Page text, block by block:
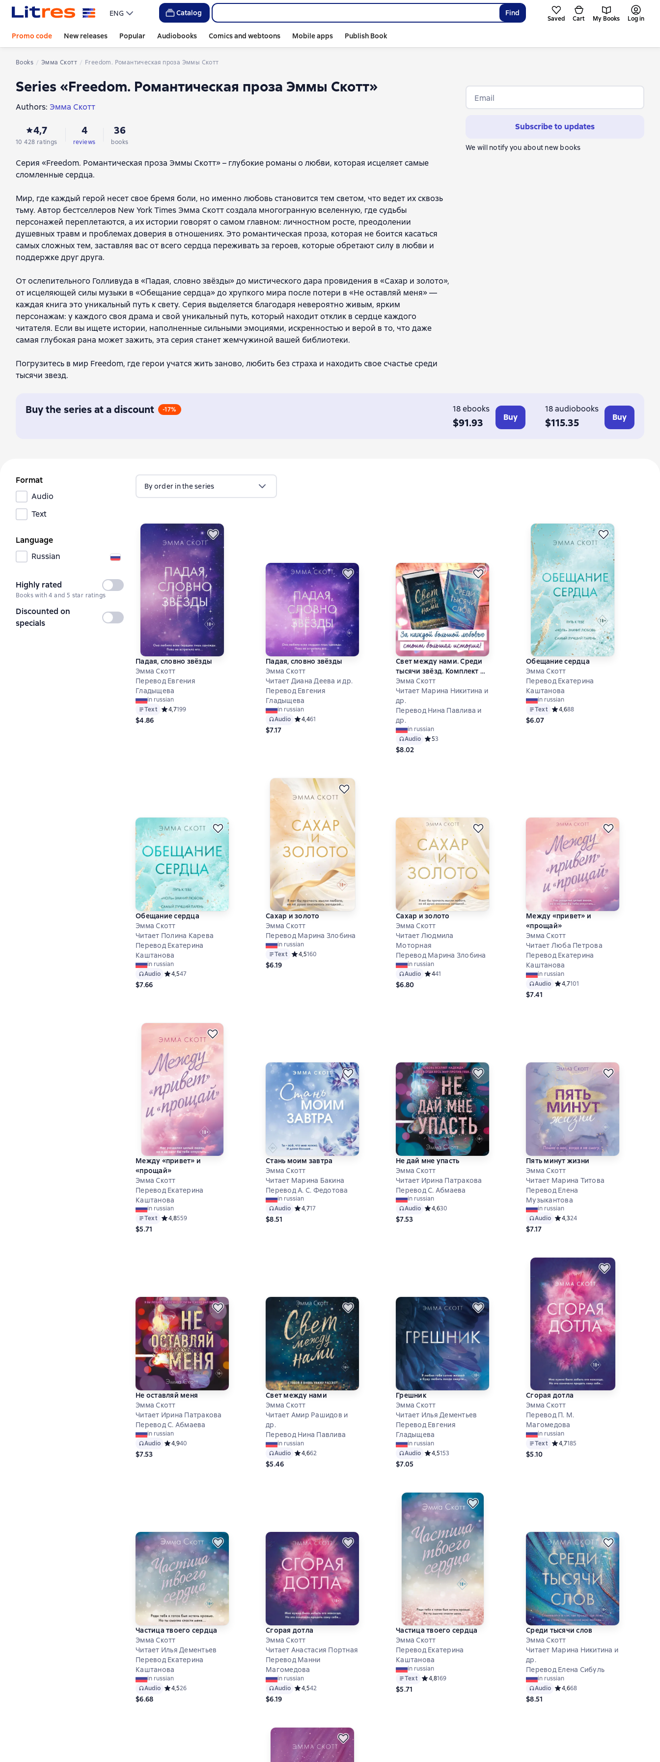
ENG Catalog Find
Saved Cart My Books Log in
Promo code New releases Popular Audiobooks Comics and webtoons Mobile apps Publish Book
Books Эмма Скотт Freedom. Романтическая проза Эммы Скотт
Series «Freedom. Романтическая проза Эммы Скотт»
Authors: Эмма Скотт
4,7
10 428 ratings
4
reviews
36
books
Серия «Freedom. Романтическая проза Эммы Скотт» – глубокие романы о любви, которая исцеляет самые
сломленные сердца.
Мир, где каждый герой несет свое бремя боли, но именно любовь становится тем светом, что ведет их сквозь
тьму. Автор бестселлеров New York Times Эмма Скотт создала многогранную вселенную, где судьбы
персонажей переплетаются, а их истории говорят о самом главном: личностном росте, преодолении
душевных травм и проблемах доверия в отношениях. Это романтическая проза, которая не боится касаться
самых сложных тем, заставляя вас от всего сердца переживать за героев, которые обретают силу в любви и
поддержке друг друга.
От ослепительного Голливуда в «Падая, словно звёзды» до мистического дара провидения в «Сахар и золото»,
от исцеляющей силы музыки в «Обещание сердца» до хрупкого мира после потери в «Не оставляй меня» —
каждая книга это уникальный путь к свету. Серия выделяется благодаря невероятно живым, ярким
персонажам: у каждого своя драма и свой уникальный путь, который находит отклик в сердце каждого
читателя. Если вы ищете истории, наполненные сильными эмоциями, искренностью и верой в то, что даже
самая глубокая рана может зажить, эта серия станет жемчужиной вашей библиотеки.
Погрузитесь в мир Freedom, где герои учатся жить заново, любить без страха и находить свое счастье среди
тысячи звезд.
Email
Subscribe to updates
We will notify you about new books
Buy the series at a discount -17% 18 ebooks
$91.93 Buy
18 audiobooks
$115.35 Buy
Format
Audio
Text
Language
Russian
Highly rated
Not
selected
Books with 4 and 5 star ratings
Discounted on
specials
Not
By order in the series
Падая, словно звёзды
Эмма Скотт
Перевод Евгения
Гладыщева
in russian
Text Средний рейтинг 4,7 на основе 199 оценок
4,7199
$4.86
Падая, словно звёзды
Эмма Скотт
Читает Диана Деева и др.
Перевод Евгения
Гладыщева
in russian
Audio Средний рейтинг 4,4 на основе 61 оценок
4,461
$7.17
Свет между нами. Среди
тысячи звёзд. Комплект из
2 книг
Эмма Скотт
Читает Марина Никитина и
др.
Перевод Нина Павлива и
др.
in russian
Audio Средний рейтинг 5 на основе 3 оценок
53
$8.02
Обещание сердца
Эмма Скотт
Перевод Екатерина
Каштанова
in russian
Text Средний рейтинг 4,6 на основе 88
4,688
$6.07
Обещание сердца
Эмма Скотт
Читает Полина Карева
Перевод Екатерина
Каштанова
in russian
Audio Средний рейтинг 4,5 на основе 47 оценок
4,547
$7.66
Сахар и золото
Эмма Скотт
Перевод Марина Злобина
in russian
Text Средний рейтинг 4,5 на основе 160 оценок
4,5160
$6.19
Сахар и золото
Эмма Скотт
Читает Людмила
Моторная
Перевод Марина Злобина
in russian
Audio Средний рейтинг 4 на основе 41 оценок
441
$6.80
Между «привет» и
«прощай»
Эмма Скотт
Читает Люба Петрова
Перевод Екатерина
Каштанова
in russian
Audio Средний рейтинг 4,7 на основе 101
4,7101
$7.41
Между «привет» и
«прощай»
Эмма Скотт
Перевод Екатерина
Каштанова
in russian
Text Средний рейтинг 4,8 на основе 559 оценок
4,8559
$5.71
Стань моим завтра
Эмма Скотт
Читает Марина Бакина
Перевод А. С. Федотова
in russian
Audio Средний рейтинг 4,7 на основе 17 оценок
4,717
$8.51
Не дай мне упасть
Эмма Скотт
Читает Ирина Патракова
Перевод С. Абмаева
in russian
Audio Средний рейтинг 4,6 на основе 30 оценок
4,630
$7.53
Пять минут жизни
Эмма Скотт
Читает Марина Титова
Перевод Елена
Музыкантова
in russian
Audio Средний рейтинг 4,3 на основе 24
4,324
$7.17
Не оставляй меня
Эмма Скотт
Читает Ирина Патракова
Перевод С. Абмаева
in russian
Audio Средний рейтинг 4,9 на основе 40 оценок
4,940
$7.53
Свет между нами
Эмма Скотт
Читает Амир Рашидов и
др.
Перевод Нина Павлива
in russian
Audio Средний рейтинг 4,6 на основе 62 оценок
4,662
$5.46
Грешник
Эмма Скотт
Читает Илья Дементьев
Перевод Евгения
Гладыщева
in russian
Audio Средний рейтинг 4,5 на основе 153 оценок
4,5153
$7.05
Сгорая дотла
Эмма Скотт
Перевод П. М.
Магомедова
in russian
Text Средний рейтинг 4,7 на основе 185
4,7185
$5.10
Частица твоего сердца
Эмма Скотт
Читает Илья Дементьев
Перевод Екатерина
Каштанова
in russian
Audio Средний рейтинг 4,5 на основе 26 оценок
4,526
$6.68
Сгорая дотла
Эмма Скотт
Читает Анастасия Портная
Перевод Манни
Магомедова
in russian
Audio Средний рейтинг 4,5 на основе 42 оценок
4,542
$6.19
Частица твоего сердца
Эмма Скотт
Перевод Екатерина
Каштанова
in russian
Text Средний рейтинг 4,8 на основе 169 оценок
4,8169
$5.71
Среди тысячи слов
Эмма Скотт
Читает Марина Никитина и
др.
Перевод Елена Сибуль
in russian
Audio Средний рейтинг 4,6 на основе 68
4,668
$8.51